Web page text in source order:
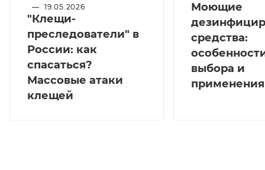
— 19.05.2026
"Клещи-
преследователи" в
России: как
спасаться?
Массовые атаки
клещей
Моющие
средства:
выбора и
применения